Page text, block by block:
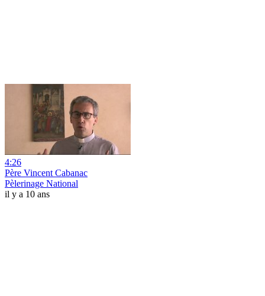
4:26
Père Vincent Cabanac
Pèlerinage National
il y a 10 ans